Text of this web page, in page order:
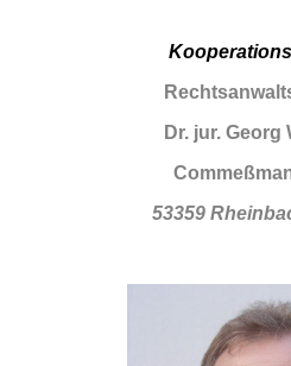
Dr. jur. Georg
53359